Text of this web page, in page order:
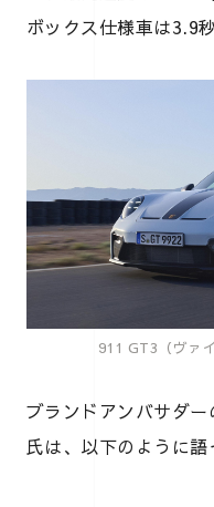
ボックス仕様車は3.9
911 GT3（ヴァ
ブランドアンバサダ
氏は、以下のように語